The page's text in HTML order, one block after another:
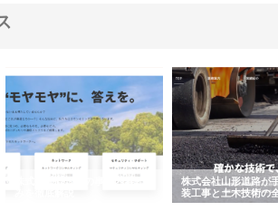
株式会社山形道路が手がける舗
ホクシン設備株
る給排水空調消
績と強み